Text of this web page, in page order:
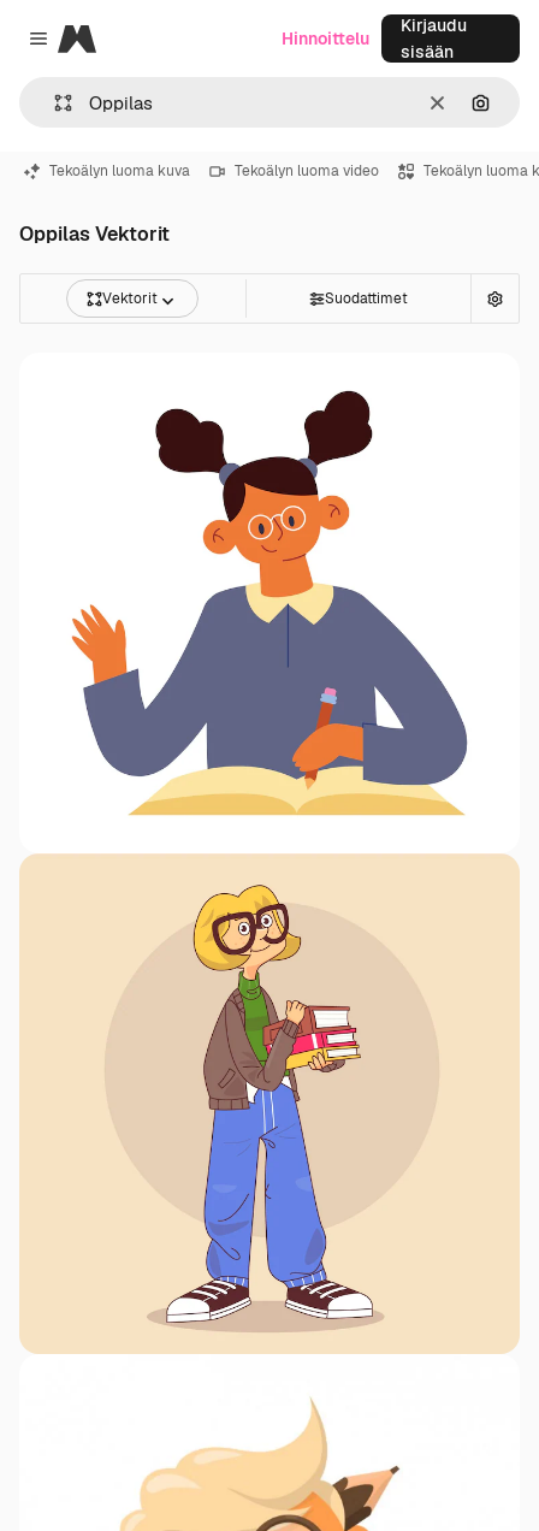
Close menu
Magnific
SelkeäHae
Hinnoittelu
Kirjaudu
sisään
Tekoälyn luoma kuva Tekoälyn luoma video Tekoälyn luoma
Oppilas Vektorit
Vektorit Suodattimet